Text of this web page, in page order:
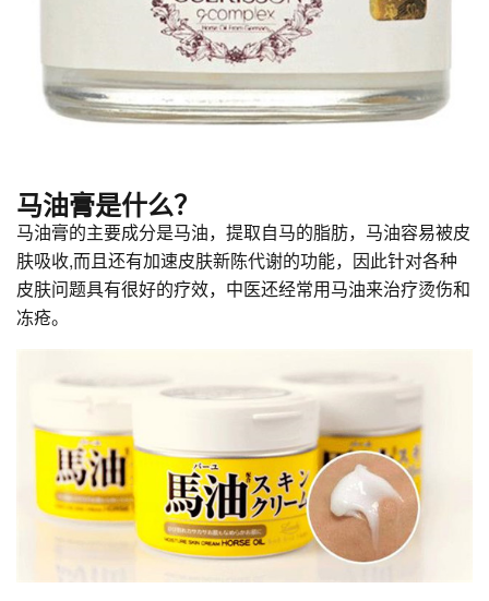
马油膏是什么？
马油膏的主要成分是马油，提取自马的脂肪，马油容易被皮
肤吸收,而且还有加速皮肤新陈代谢的功能，因此针对各种
皮肤问题具有很好的疗效，中医还经常用马油来治疗烫伤和
冻疮。